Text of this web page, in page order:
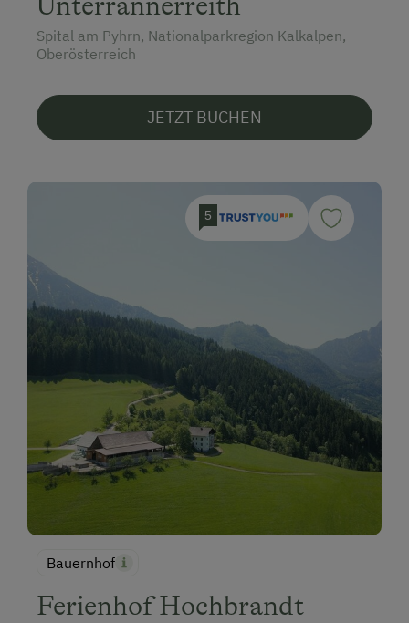
Spital am Pyhrn, Nationalparkregion Kalkalpen,
Oberösterreich
JETZT BUCHEN
5
Bauernhof
Ferienhof Hochbrandt